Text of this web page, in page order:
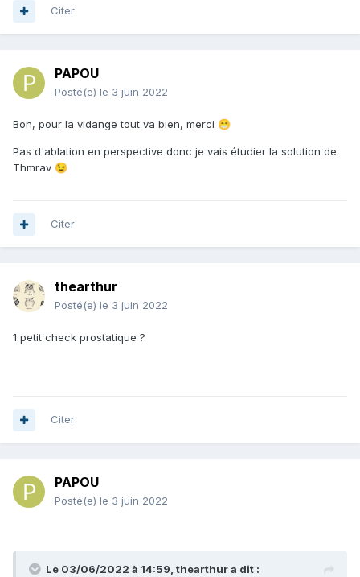
Citer
PAPOU
Posté(e) le 3 juin 2022
Bon, pour la vidange tout va bien, merci 😁
Pas d'ablation en perspective donc je vais étudier la solution de
Thmrav 😉
Citer
thearthur
Posté(e) le 3 juin 2022
1 petit check prostatique ?
Citer
PAPOU
Posté(e) le 3 juin 2022
Le 03/06/2022 à 14:59, thearthura dit :